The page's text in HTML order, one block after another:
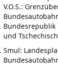
V.O.S.:
Bundesrepublik
und
Smul: